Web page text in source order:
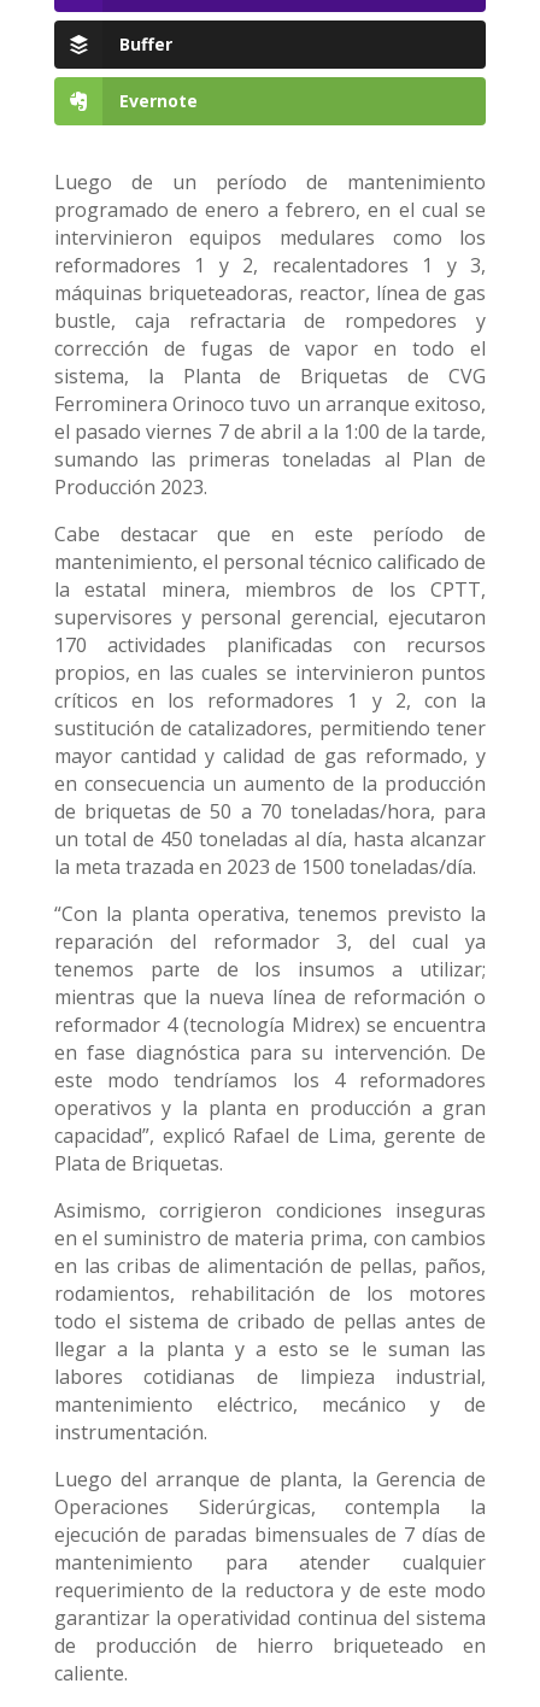
Buffer
Evernote
Luego de un período de mantenimiento
programado de enero a febrero, en el cual se
intervinieron equipos medulares como los
reformadores 1 y 2, recalentadores 1 y 3,
máquinas briqueteadoras, reactor, línea de gas
bustle, caja refractaria de rompedores y
corrección de fugas de vapor en todo el
sistema, la Planta de Briquetas de CVG
Ferrominera Orinoco tuvo un arranque exitoso,
el pasado viernes 7 de abril a la 1:00 de la tarde,
sumando las primeras toneladas al Plan de
Producción 2023.
Cabe destacar que en este período de
mantenimiento, el personal técnico calificado de
la estatal minera, miembros de los CPTT,
supervisores y personal gerencial, ejecutaron
170 actividades planificadas con recursos
propios, en las cuales se intervinieron puntos
críticos en los reformadores 1 y 2, con la
sustitución de catalizadores, permitiendo tener
mayor cantidad y calidad de gas reformado, y
en consecuencia un aumento de la producción
de briquetas de 50 a 70 toneladas/hora, para
un total de 450 toneladas al día, hasta alcanzar
la meta trazada en 2023 de 1500 toneladas/día.
“Con la planta operativa, tenemos previsto la
reparación del reformador 3, del cual ya
tenemos parte de los insumos a utilizar;
mientras que la nueva línea de reformación o
reformador 4 (tecnología Midrex) se encuentra
en fase diagnóstica para su intervención. De
este modo tendríamos los 4 reformadores
operativos y la planta en producción a gran
capacidad”, explicó Rafael de Lima, gerente de
Plata de Briquetas.
Asimismo, corrigieron condiciones inseguras
en el suministro de materia prima, con cambios
en las cribas de alimentación de pellas, paños,
rodamientos, rehabilitación de los motores
todo el sistema de cribado de pellas antes de
llegar a la planta y a esto se le suman las
labores cotidianas de limpieza industrial,
mantenimiento eléctrico, mecánico y de
instrumentación.
Luego del arranque de planta, la Gerencia de
Operaciones Siderúrgicas, contempla la
ejecución de paradas bimensuales de 7 días de
mantenimiento para atender cualquier
requerimiento de la reductora y de este modo
garantizar la operatividad continua del sistema
de producción de hierro briqueteado en
caliente.